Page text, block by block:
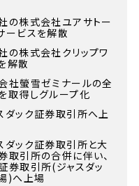
の株式会社ユアサトー
ービスを解散
の株式会社クリップワ
解散
社螢雪ゼミナールの全
取得しグループ化
ダック証券取引所へ上
ダック証券取引所と大
取引所の合併に伴い、
券取引所(ジャスダッ
)へ上場